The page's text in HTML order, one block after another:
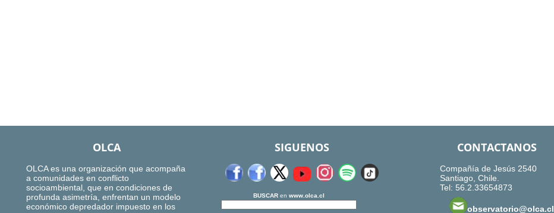
OLCA
OLCA es una organización que acompaña
a comunidades en conflicto
socioambiental, que en condiciones de
profunda asimetría, enfrentan un modelo
económico depredador impuesto en los
SIGUENOS
BUSCARen www.olca.cl
CONTACTANOS
Compañía de Jesús 2540
Santiago, Chile.
Tel: 56.2.33654873
observatorio@olca.cl